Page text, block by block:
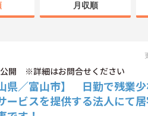
月収順
開 ※詳細はお問合せください
山県／富山市】 日勤で残業
ービスを提供する法人にて